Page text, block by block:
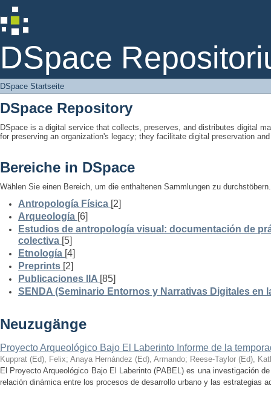
DSpace
DSpace Startseite
DSpace Startseite
DSpace Repository
DSpace is a digital service that collects, preserves, and distributes digital
for preserving an organization's legacy; they facilitate digital preservation
Bereiche in DSpace
Wählen Sie einen Bereich, um die enthaltenen Sammlungen zu durchstöbern.
Antropología Física [2]
Arqueología [6]
Estudios de antropología visual: documentación de
colectiva [5]
Etnología [4]
Preprints [2]
Publicaciones IIA [85]
SENDA (Seminario Entornos y Narrativas Digitales en
Neuzugänge
Proyecto Arqueológico Bajo El Laberinto Informe de la
Kupprat (Ed), Felix; Anaya Hernández (Ed), Armando; Reese-Taylor (Ed),
El Proyecto Arqueológico Bajo El Laberinto (PABEL) es una investigación
relación dinámica entre los procesos de desarrollo urbano y las estrategias